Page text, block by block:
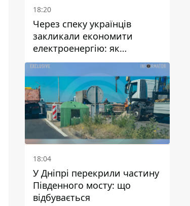
18:20
Через спеку українців
закликали економити
електроенергію: як
уникнути перевантаження
мереж
18:04
У Дніпрі перекрили частину
Південного мосту: що
відбувається